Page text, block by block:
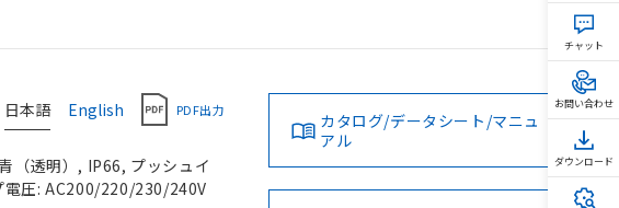
日本語 English PDF出力
（透明）, IP66, プッシュイ
電圧: AC200/220/230/240V
カタログ/データシート/マニュ
アル
チャット
お問い合わせ
ダウンロード